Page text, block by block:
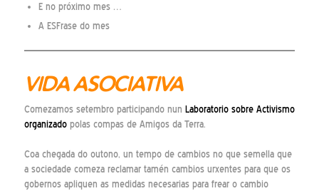
E no próximo mes …
A ESFrase do mes
VIDA ASOCIATIVA
Comezamos setembro participando nun Laboratorio sobre Activismo
organizadopolas compas de Amigos da Terra.
Coa chegada do outono, un tempo de cambios no que semella que
a sociedade comeza reclamar tamén cambios urxentes para que os
gobernos apliquen as medidas necesarias para frear o cambio